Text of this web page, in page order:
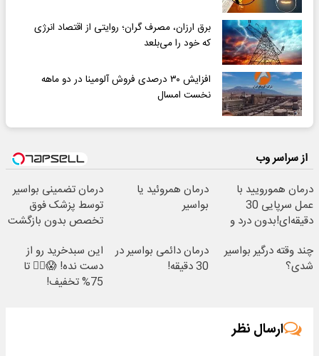
برق ارزان، مصرف گران؛ روایتی از اقتصاد انرژی
که خود را می‌بلعد
افزایش ۳۰ درصدی فروش آلومینا در دو ماهه
نخست امسال
از سراسر وب
درمان همورویید با
عمل سرپایی 30
دقیقه‌ای!بدون درد و
درمان همروئید یا
بواسیر
درمان تضمینی بواسیر
توسط پزشک فوق
تخصص بدون بازگشت
چند وقته درگیر بواسیر
شدی؟
درمان دائمی بواسیر در
30 دقیقه!
این سبدخرید رو از
دست نده! 😱🏃‍♀️ تا
75% تخفیف!
ارسال نظر